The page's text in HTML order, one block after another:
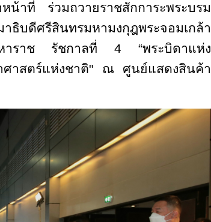
น้าที่ ร่วมถวายราชสักการะพระบรม
ธิบดีศรีสินทรมหามงกุฎพระจอมเกล้า
าราช รัชกาลที่ 4 “พระบิดาแห่ง
ศาสตร์แห่งชาติ" ณ ศูนย์แสดงสินค้า